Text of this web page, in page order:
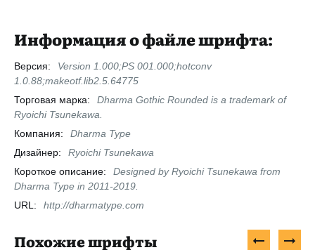
Информация о файле шрифта:
Версия:
Version 1.000;PS 001.000;hotconv
1.0.88;makeotf.lib2.5.64775
Торговая марка:
Dharma Gothic Rounded is a trademark of
Ryoichi Tsunekawa.
Компания:
Dharma Type
Дизайнер:
Ryoichi Tsunekawa
Короткое описание:
Designed by Ryoichi Tsunekawa from
Dharma Type in 2011-2019.
URL:
http://dharmatype.com
Похожие шрифты